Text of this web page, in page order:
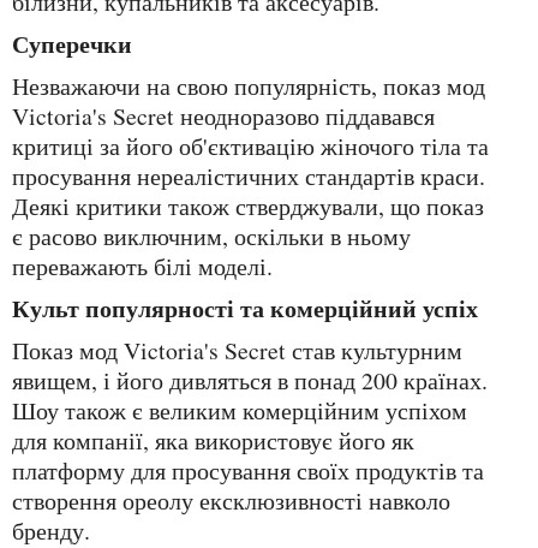
Суперечки
Незважаючи на свою популярність, показ мод
Victoria's Secret неодноразово піддавався
критиці за його об'єктивацію жіночого тіла та
просування нереалістичних стандартів краси.
Деякі критики також стверджували, що показ
є расово виключним, оскільки в ньому
переважають білі моделі.
Культ популярності та комерційний успіх
Показ мод Victoria's Secret став культурним
явищем, і його дивляться в понад 200 країнах.
Шоу також є великим комерційним успіхом
для компанії, яка використовує його як
платформу для просування своїх продуктів та
створення ореолу ексклюзивності навколо
бренду.